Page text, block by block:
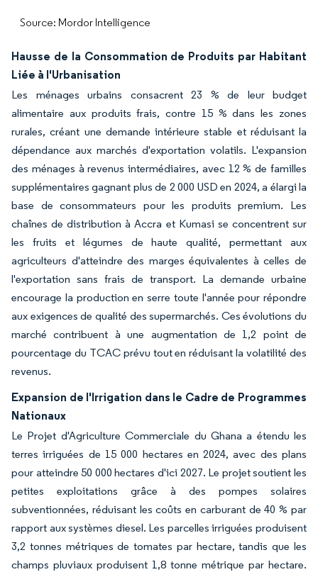
Source: Mordor Intelligence
Hausse de la Consommation de Produits par Habitant
Liée à l'Urbanisation
Les ménages urbains consacrent 23 % de leur budget
alimentaire aux produits frais, contre 15 % dans les zones
rurales, créant une demande intérieure stable et réduisant la
dépendance aux marchés d'exportation volatils. L'expansion
des ménages à revenus intermédiaires, avec 12 % de familles
supplémentaires gagnant plus de 2 000 USD en 2024, a élargi la
base de consommateurs pour les produits premium. Les
chaînes de distribution à Accra et Kumasi se concentrent sur
les fruits et légumes de haute qualité, permettant aux
agriculteurs d'atteindre des marges équivalentes à celles de
l'exportation sans frais de transport. La demande urbaine
encourage la production en serre toute l'année pour répondre
aux exigences de qualité des supermarchés. Ces évolutions du
marché contribuent à une augmentation de 1,2 point de
pourcentage du TCAC prévu tout en réduisant la volatilité des
revenus.
Expansion de l'Irrigation dans le Cadre de Programmes
Nationaux
Le Projet d'Agriculture Commerciale du Ghana a étendu les
terres irriguées de 15 000 hectares en 2024, avec des plans
pour atteindre 50 000 hectares d'ici 2027. Le projet soutient les
petites exploitations grâce à des pompes solaires
subventionnées, réduisant les coûts en carburant de 40 % par
rapport aux systèmes diesel. Les parcelles irriguées produisent
3,2 tonnes métriques de tomates par hectare, tandis que les
champs pluviaux produisent 1,8 tonne métrique par hectare.